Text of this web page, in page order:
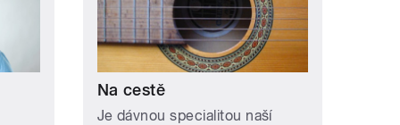
Na cestě
Je dávnou specialitou naší